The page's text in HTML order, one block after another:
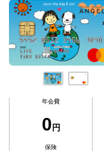
年会費
0 円
保険